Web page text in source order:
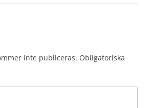
inte publiceras. Obligatoriska